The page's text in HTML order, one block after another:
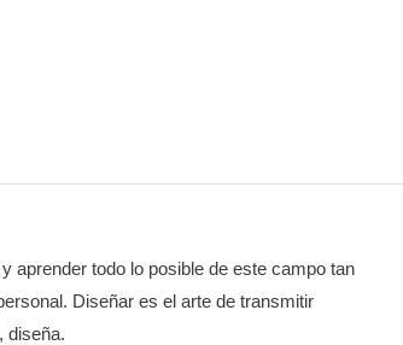
aprender todo lo posible de este campo tan
Diseñar es el arte de transmitir
diseña.